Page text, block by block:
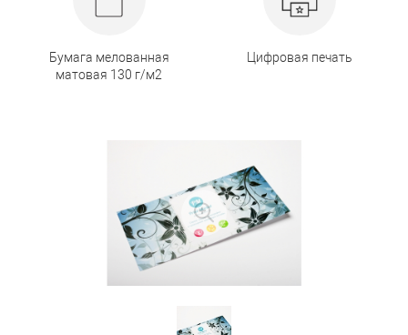
Бумага мелованная
матовая 130 г/м2
Цифровая печать